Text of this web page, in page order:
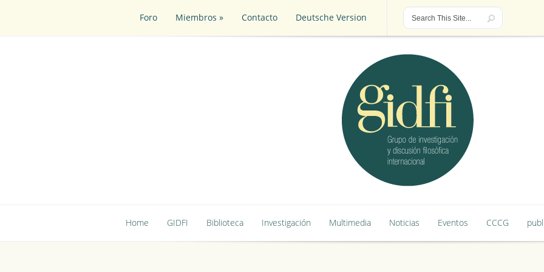
Foro Miembros » Contacto Deutsche Version
Home GIDFI Biblioteca Investigación Multimedia Noticias Eventos CCCG